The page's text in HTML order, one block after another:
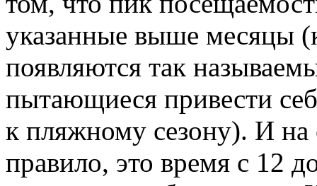
указанные выше месяцы
появляются так
пытающиеся привести
к пляжному сезону). И
правило, это время с 12